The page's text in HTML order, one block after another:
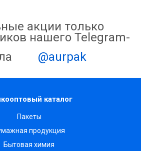
акции только
нашего Telegram-
@aurpak
каталог
Пакеты
продукция
Бытовая химия